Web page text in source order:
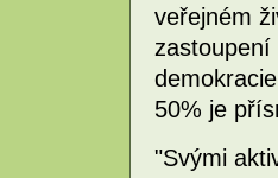
veřejném
zastoupení
50% je
"Svými